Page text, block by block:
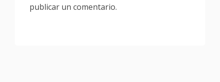
publicar un comentario.